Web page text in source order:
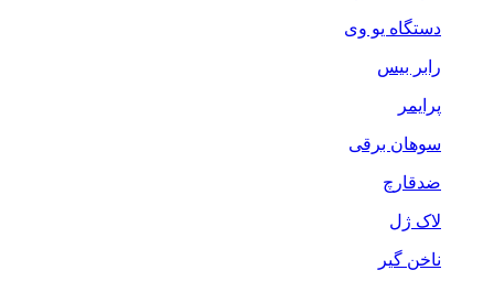
دستگاه یو وی
رابر بیس
پرایمر
سوهان برقی
ضدقارچ
لاک ژل
ناخن گیر